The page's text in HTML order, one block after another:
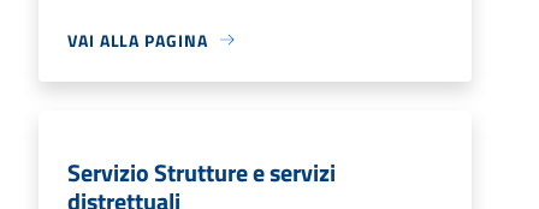
VAI ALLA PAGINA
Servizio Strutture e servizi
distrettuali